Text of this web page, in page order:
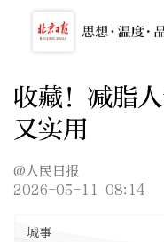
收藏！减脂
又实用
@人民日报
2026-05-11 08:14
城事